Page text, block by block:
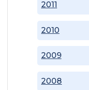
2008
2009
2010
2011